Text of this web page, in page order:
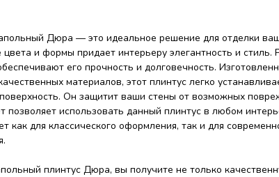
Дюра — это идеальное решение для отделки
цвета и формы придает интерьеру элегантность и стиль.
его прочность и долговечность.
материалов, этот плинтус легко
Он защитит ваши стены от возможных
позволяет использовать данный плинтус в любом
как для классического оформления, так и для
плинтус Дюра, вы получите не только